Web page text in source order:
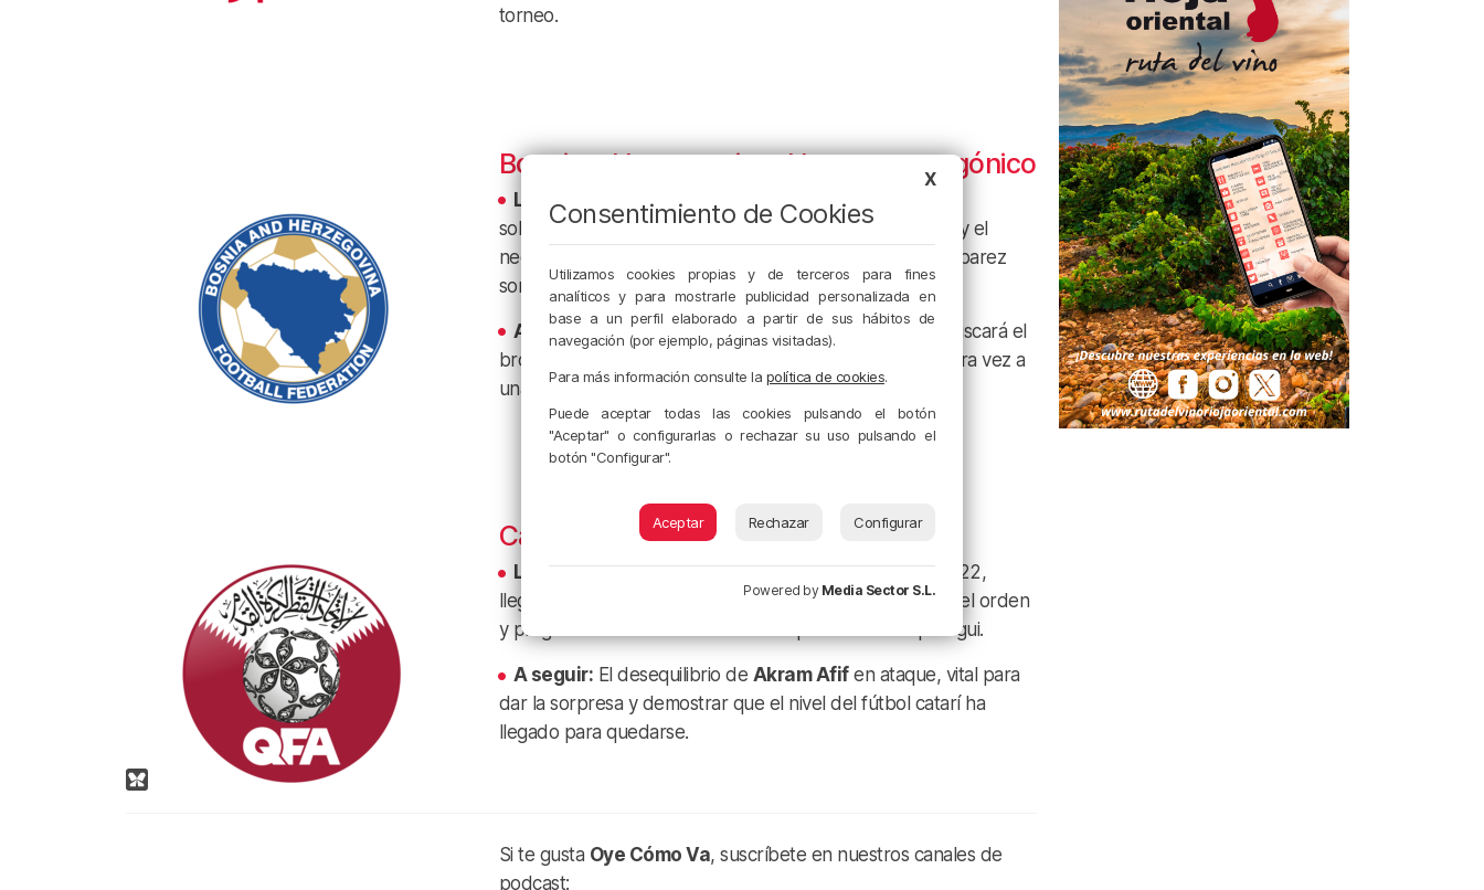
torneo.
Bosnia y Herzegovina: Un regreso agónico
La clave:
Vuelven al Mundial doce años después tras
sobrevivir a una repesca dramática. Su fortaleza mental y el
necesario relevo generacional impulsado por Sergej Barbarez
son su mayor aval.
A seguir:El eternoEdin Dzeko, que a sus 40 años buscará el
broche de oro a su leyenda guiando a su país por primera vez a
unas eliminatorias.
Catar: Consolidación y reválida
La clave:Tras el revés sufrido como anfitriones en 2022,
llegan clasificados por méritos propios y reforzados por el orden
y pragmatismo táctico del técnico español Julen Lopetegui.
A seguir: El desequilibrio de Akram Afifen ataque, vital para
dar la sorpresa y demostrar que el nivel del fútbol catarí ha
llegado para quedarse.
Si te gusta Oye Cómo Va, suscríbete en nuestros canales de
podcast:
X
Consentimiento de Cookies
Utilizamos cookies propias y de terceros para fines
analíticos y para mostrarle publicidad personalizada en
base a un perfil elaborado a partir de sus hábitos de
navegación (por ejemplo, páginas visitadas).
Para más información consulte la política de cookies.
Puede aceptar todas las cookies pulsando el botón
"Aceptar" o configurarlas o rechazar su uso pulsando el
botón "Configurar".
Aceptar Rechazar Configurar
Powered by Media Sector S.L.